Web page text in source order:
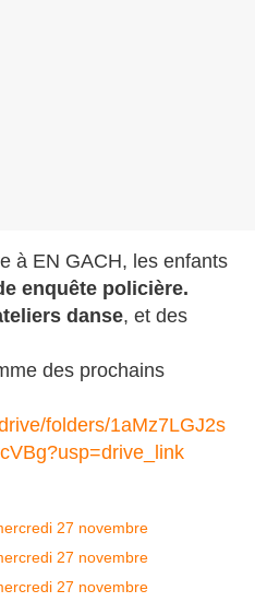
à EN GACH, les enfants
enquête policière.
danse, et des
des prochains
folders/1aMz7LGJ2s